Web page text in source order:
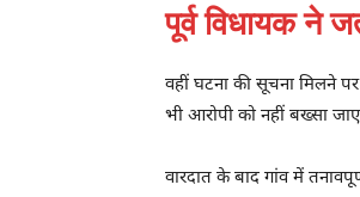
पूर्व विधायक ने
वहीं घटना की सूचना मिलने पर
भी आरोपी को नहीं बख्सा
वारदात के बाद गांव में